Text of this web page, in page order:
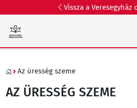
Vissza a Veresegyház
Az üresség szeme
AZ ÜRESSÉG SZEME